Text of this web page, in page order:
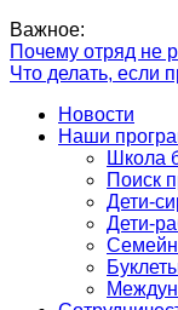
Важное:
Почему отряд не
Что делать, если
Новости
Наши
Школа
Поиск
Дети-
Дети-